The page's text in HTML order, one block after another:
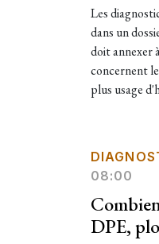
Les
dans un
doit annexer
concernent
plus usage
08:00
DPE,